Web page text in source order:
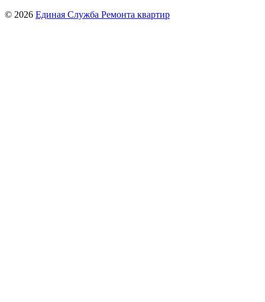
© 2026 Единая Служба Ремонта квартир